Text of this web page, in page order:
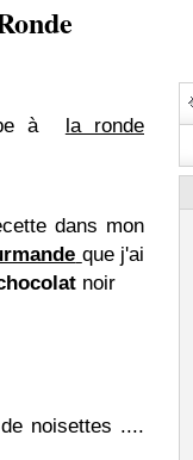
à la ronde
dans mon
que j'ai
noir
noisettes ....